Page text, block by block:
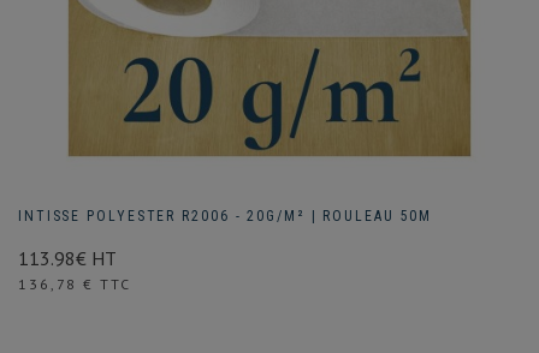
INTISSE POLYESTER R2006 - 20G/M² | ROULEAU 50M
113.98€ HT
Prix
136,78 € TTC